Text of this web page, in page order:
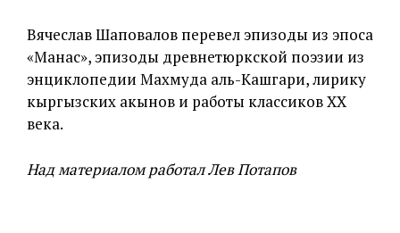
Вячеслав Шаповалов перевел эпизоды из эпоса
«Манас», эпизоды древнетюркской поэзии из
энциклопедии Махмуда аль-Кашгари, лирику
кыргызских акынов и работы классиков XX
века.
Над материалом работал Лев Потапов